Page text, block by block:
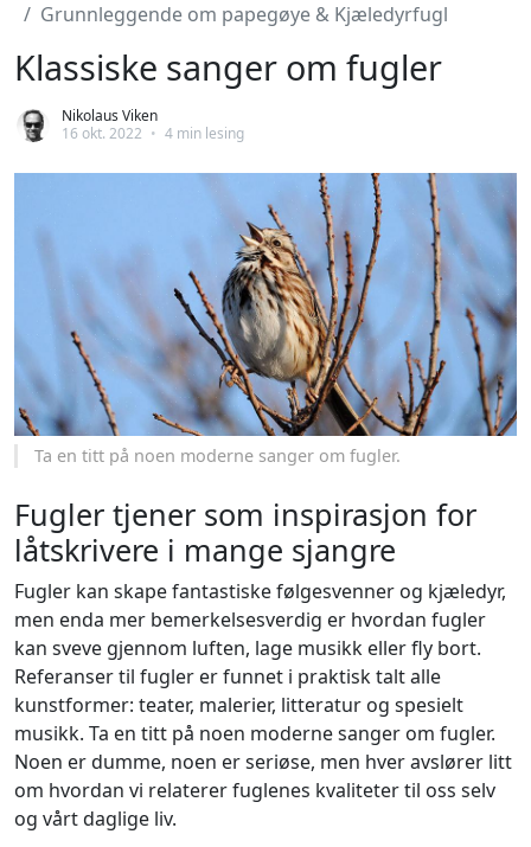
Grunnleggende om papegøye & Kjæledyrfugl
Klassiske sanger om fugler
Nikolaus Viken
16 okt. 2022 • 4 min lesing
Ta en titt på noen moderne sanger om fugler.
Fugler tjener som inspirasjon for
låtskrivere i mange sjangre
Fugler kan skape fantastiske følgesvenner og kjæledyr,
men enda mer bemerkelsesverdig er hvordan fugler
kan sveve gjennom luften, lage musikk eller fly bort.
Referanser til fugler er funnet i praktisk talt alle
kunstformer: teater, malerier, litteratur og spesielt
musikk. Ta en titt på noen moderne sanger om fugler.
Noen er dumme, noen er seriøse, men hver avslører litt
om hvordan vi relaterer fuglenes kvaliteter til oss selv
og vårt daglige liv.